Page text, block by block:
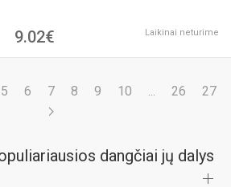
9.02€ Laikinai neturime
5 6 7 8 9 10 ... 26 27
dangčiai jų dalys